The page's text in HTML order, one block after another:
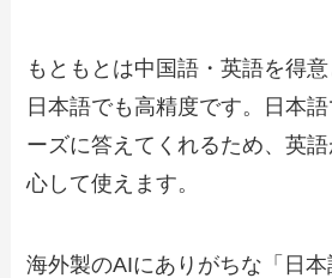
もともとは中国語・英語を得意
日本語でも高精度です。日本
ーズに答えてくれるため、英
心して使えます。
海外製のAIにありがちな「日